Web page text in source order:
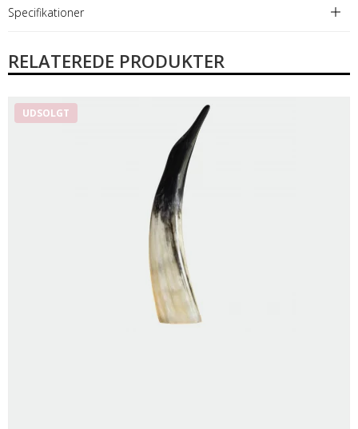
Specifikationer
RELATEREDE PRODUKTER
UDSOLGT